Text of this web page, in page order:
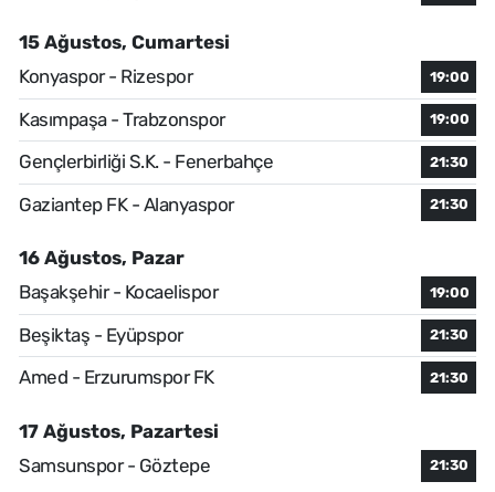
15 Ağustos, Cumartesi
Konyaspor - Rizespor
19:00
Kasımpaşa - Trabzonspor 19:00
Gençlerbirliği S.K. - Fenerbahçe 21:30
Gaziantep FK - Alanyaspor 21:30
16 Ağustos, Pazar
Başakşehir - Kocaelispor
19:00
Beşiktaş - Eyüpspor 21:30
Amed - Erzurumspor FK 21:30
17 Ağustos, Pazartesi
Samsunspor - Göztepe
21:30